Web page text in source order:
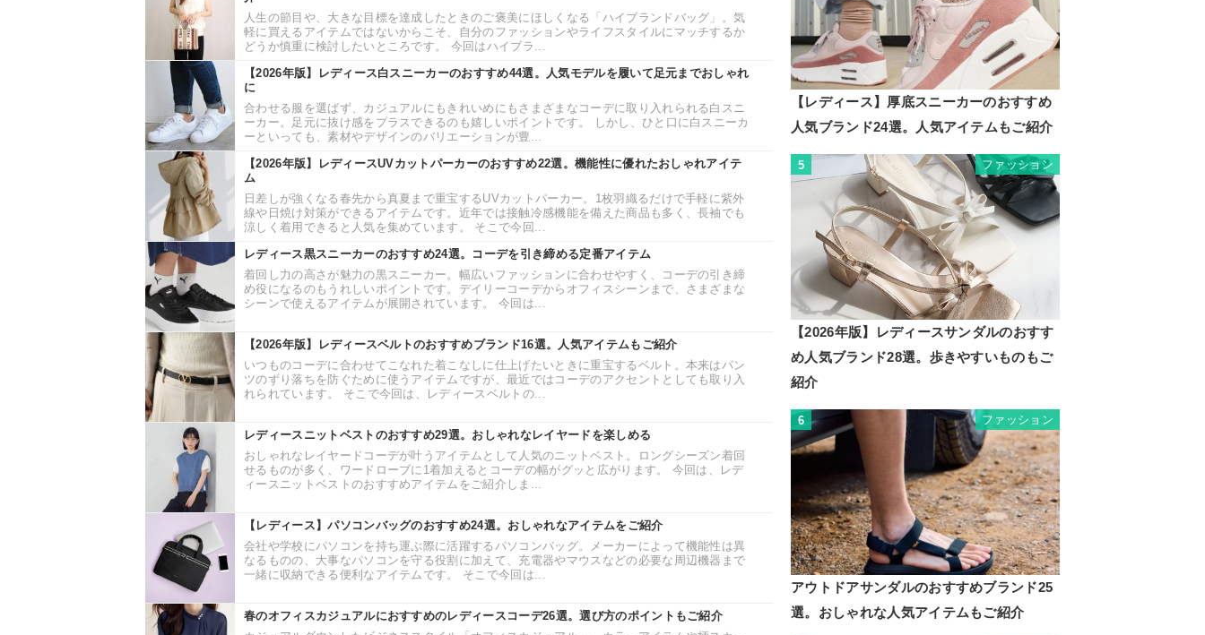
人生の節目や、大きな目標を達成したときのご褒美にほしくなる「ハイブランドバッグ」。気
軽に買えるアイテムではないからこそ、自分のファッションやライフスタイルにマッチするか
どうか慎重に検討したいところです。 今回はハイブラ...
【2026年版】レディース白スニーカーのおすすめ44選。人気モデルを履いて足元までおしゃれ
に
合わせる服を選ばず、カジュアルにもきれいめにもさまざまなコーデに取り入れられる白スニ
ーカー。足元に抜け感をプラスできるのも嬉しいポイントです。 しかし、ひと口に白スニーカ
ーといっても、素材やデザインのバリエーションが豊...
【2026年版】レディースUVカットパーカーのおすすめ22選。機能性に優れたおしゃれアイテ
ム
日差しが強くなる春先から真夏まで重宝するUVカットパーカー。1枚羽織るだけで手軽に紫外
線や日焼け対策ができるアイテムです。近年では接触冷感機能を備えた商品も多く、長袖でも
涼しく着用できると人気を集めています。 そこで今回...
レディース黒スニーカーのおすすめ24選。コーデを引き締める定番アイテム
着回し力の高さが魅力の黒スニーカー。幅広いファッションに合わせやすく、コーデの引き締
め役になるのもうれしいポイントです。デイリーコーデからオフィスシーンまで、さまざまな
シーンで使えるアイテムが展開されています。 今回は...
【2026年版】レディースベルトのおすすめブランド16選。人気アイテムもご紹介
いつものコーデに合わせてこなれた着こなしに仕上げたいときに重宝するベルト。本来はパン
ツのずり落ちを防ぐために使うアイテムですが、最近ではコーデのアクセントとしても取り入
れられています。 そこで今回は、レディースベルトの...
レディースニットベストのおすすめ29選。おしゃれなレイヤードを楽しめる
おしゃれなレイヤードコーデが叶うアイテムとして人気のニットベスト。ロングシーズン着回
せるものが多く、ワードローブに1着加えるとコーデの幅がグッと広がります。 今回は、レデ
ィースニットベストのおすすめアイテムをご紹介しま...
【レディース】パソコンバッグのおすすめ24選。おしゃれなアイテムをご紹介
会社や学校にパソコンを持ち運ぶ際に活躍するパソコンバッグ。メーカーによって機能性は異
なるものの、大事なパソコンを守る役割に加えて、充電器やマウスなどの必要な周辺機器まで
一緒に収納できる便利なアイテムです。 そこで今回は...
春のオフィスカジュアルにおすすめのレディースコーデ26選。選び方のポイントもご紹介
【レディース】厚底スニーカーのおすすめ
人気ブランド24選。人気アイテムもご紹介
5 ファッション
【2026年版】レディースサンダルのおすす
め人気ブランド28選。歩きやすいものもご
紹介
6 ファッション
アウトドアサンダルのおすすめブランド25
選。おしゃれな人気アイテムもご紹介